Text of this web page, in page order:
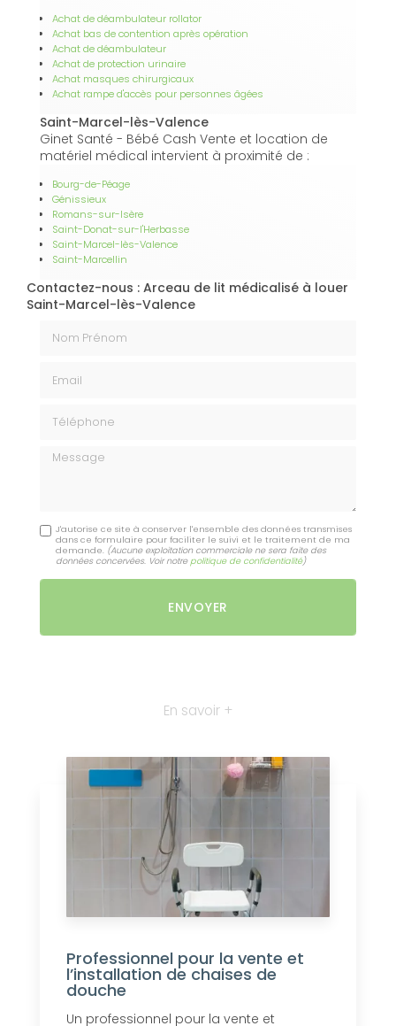
Achat de déambulateur rollator
Achat bas de contention après opération
Achat de déambulateur
Achat de protection urinaire
Achat masques chirurgicaux
Achat rampe d'accès pour personnes âgées
Saint-Marcel-lès-Valence
Ginet Santé - Bébé Cash Vente et location de
matériel médical intervient à proximité de :
Bourg-de-Péage
Génissieux
Romans-sur-Isère
Saint-Donat-sur-l'Herbasse
Saint-Marcel-lès-Valence
Saint-Marcellin
Contactez-nous : Arceau de lit médicalisé à louer
Saint-Marcel-lès-Valence
Message
J'autorise ce site à conserver l'ensemble des données transmises
dans ce formulaire pour faciliter le suivi et le traitement de ma
demande. (Aucune exploitation commerciale ne sera faite des
données concervées. Voir notre politique de confidentialité)
En savoir +
Professionnel pour la vente et
l’installation de chaises de
douche
Un professionnel pour la vente et